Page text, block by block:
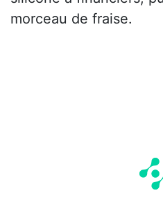
morceau de fraise.